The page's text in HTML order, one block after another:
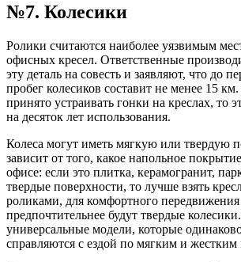
№7. Колесики
Ролики считаются наиболее уязвимым
офисных кресел. Ответственные
эту деталь на совесть и заявляют, что до
пробег колесиков составит не менее 15
принято устраивать гонки на креслах, то
на десяток лет использования.
Колеса могут иметь мягкую или твердую
зависит от того, какое напольное
офисе: если это плитка, керамогранит,
твердые поверхности, то лучше взять
роликами, для комфортного
предпочтительнее будут твердые
универсальные модели, которые
справляются с ездой по мягким и